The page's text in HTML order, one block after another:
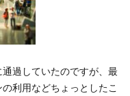
過していたのですが、最
利用などちょっとしたこ